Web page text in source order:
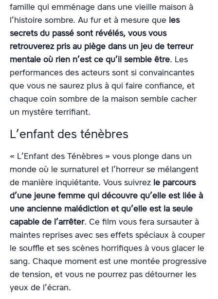
famille qui emménage dans une vieille maison à
l’histoire sombre. Au fur et à mesure que les
secrets du passé sont révélés, vous vous
retrouverez pris au piège dans un jeu de terreur
mentale où rien n’est ce qu’il semble être. Les
performances des acteurs sont si convaincantes
que vous ne saurez plus à qui faire confiance, et
chaque coin sombre de la maison semble cacher
un mystère terrifiant.
L’enfant des ténèbres
« L’Enfant des Ténèbres » vous plonge dans un
monde où le surnaturel et l’horreur se mélangent
de manière inquiétante. Vous suivrez le parcours
d’une jeune femme qui découvre qu’elle est liée à
une ancienne malédiction et qu’elle est la seule
capable de l’arrêter. Ce film vous fera sursauter à
maintes reprises avec ses effets spéciaux à couper
le souffle et ses scènes horrifiques à vous glacer le
sang. Chaque moment est une montée progressive
de tension, et vous ne pourrez pas détourner les
yeux de l’écran.